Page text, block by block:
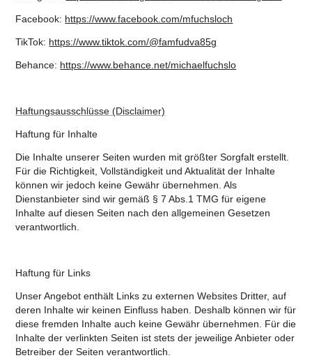
Facebook: https://www.facebook.com/mfuchsloch
TikTok: https://www.tiktok.com/@famfudva85g
Behance: https://www.behance.net/michaelfuchslo
Haftungsausschlüsse (Disclaimer)
Haftung für Inhalte
Die Inhalte unserer Seiten wurden mit größter Sorgfalt erstellt.
Für die Richtigkeit, Vollständigkeit und Aktualität der Inhalte
können wir jedoch keine Gewähr übernehmen. Als
Dienstanbieter sind wir gemäß § 7 Abs.1 TMG für eigene
Inhalte auf diesen Seiten nach den allgemeinen Gesetzen
verantwortlich.
Haftung für Links
Unser Angebot enthält Links zu externen Websites Dritter, auf
deren Inhalte wir keinen Einfluss haben. Deshalb können wir für
diese fremden Inhalte auch keine Gewähr übernehmen. Für die
Inhalte der verlinkten Seiten ist stets der jeweilige Anbieter oder
Betreiber der Seiten verantwortlich.